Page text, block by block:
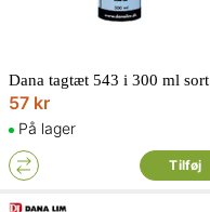
Dana tagtæt 543 i 300 ml sort
57 kr
På lager
Tilføj